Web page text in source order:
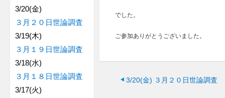
でした。
ご参加ありがとうございました。
3/20(金) ３月２０日世論調査
3/20(金)
３月２０日世論調査
3/19(木)
３月１９日世論調査
3/18(水)
３月１８日世論調査
3/17(火)